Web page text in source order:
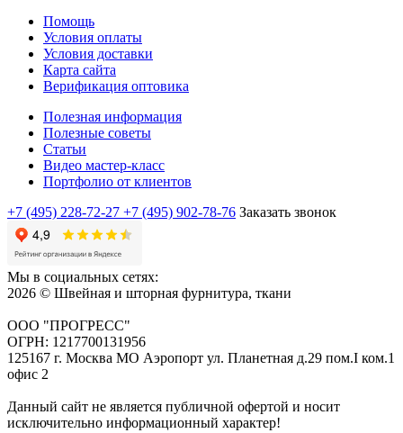
Помощь
Условия оплаты
Условия доставки
Карта сайта
Верификация оптовика
Полезная информация
Полезные советы
Статьи
Видео мастер-класс
Портфолио от клиентов
+7 (495) 228-72-27 +7 (495) 902-78-76 Заказать звонок
Мы в социальных сетях:
2026 © Швейная и шторная фурнитура, ткани
ООО "ПРОГРЕСС"
ОГРН: 1217700131956
125167 г. Москва МО Аэропорт ул. Планетная д.29 пом.I ком.1
офис 2
Данный сайт не является публичной офертой и носит
исключительно информационный характер!